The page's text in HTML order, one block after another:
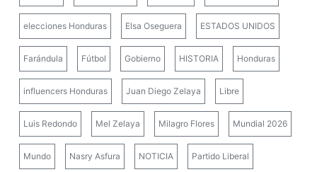
elecciones Honduras Elsa Oseguera ESTADOS UNIDOS
Farándula Fútbol Gobierno HISTORIA Honduras
influencers Honduras Juan Diego Zelaya Libre
Luis Redondo Mel Zelaya Milagro Flores Mundial 2026
Mundo Nasry Asfura NOTICIA Partido Liberal